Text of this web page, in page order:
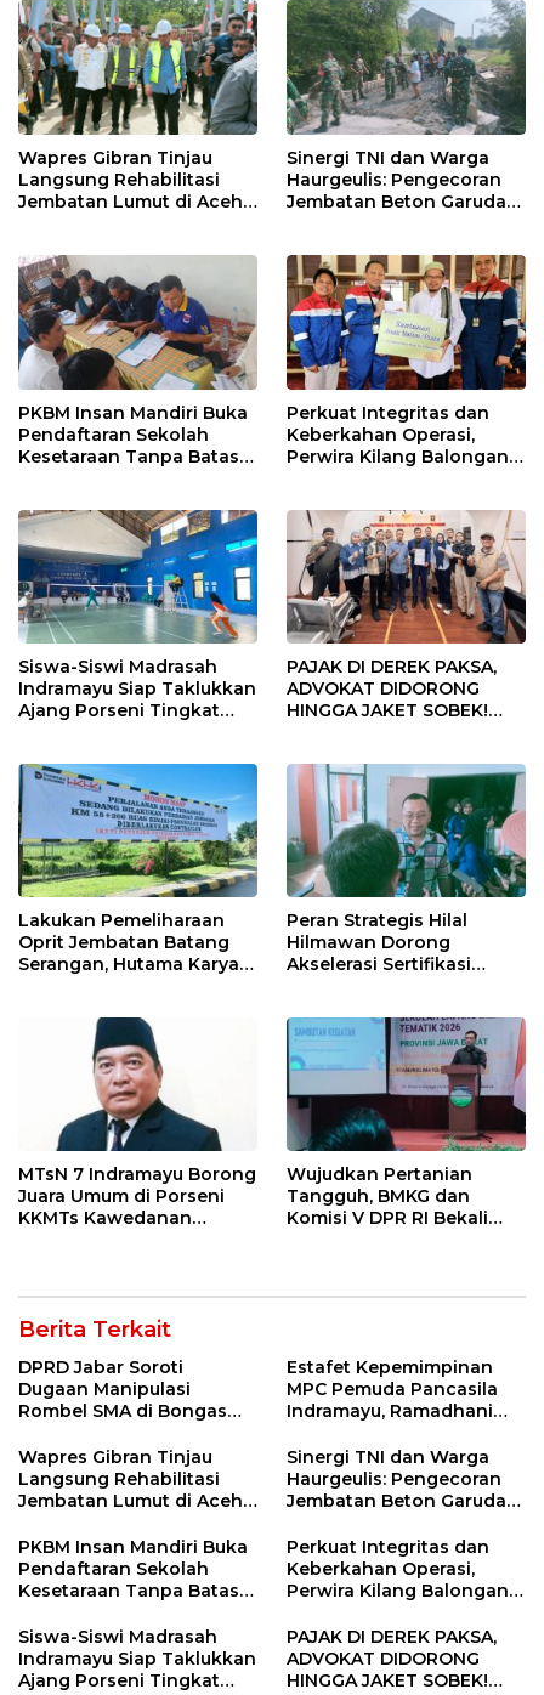
Muscablub
Wapres Gibran Tinjau
Langsung Rehabilitasi
Jembatan Lumut di Aceh
Sinergi TNI dan Warga
Haurgeulis: Pengecoran
Jembatan Beton Garuda
PKBM Insan Mandiri Buka
Pendaftaran Sekolah
Kesetaraan Tanpa Batas
Perkuat Integritas dan
Keberkahan Operasi,
Perwira Kilang Balongan
Siswa-Siswi Madrasah
Indramayu Siap Taklukkan
Ajang Porseni Tingkat
PAJAK DI DEREK PAKSA,
ADVOKAT DIDORONG
HINGGA JAKET SOBEK!
Pekanbaru!
Lakukan Pemeliharaan
Oprit Jembatan Batang
Serangan, Hutama Karya
Peran Strategis Hilal
Hilmawan Dorong
Akselerasi Sertifikasi
Indramayu
MTsN 7 Indramayu Borong
Juara Umum di Porseni
KKMTs Kawedanan
Wujudkan Pertanian
Tangguh, BMKG dan
Komisi V DPR RI Bekali
Berita Terkait
DPRD Jabar Soroti
Dugaan Manipulasi
Rombel SMA di Bongas
Verifikasi Lapangan
Estafet Kepemimpinan
MPC Pemuda Pancasila
Indramayu, Ramadhani
Pimpin Organisasi Lewat
Muscablub
Wapres Gibran Tinjau
Langsung Rehabilitasi
Jembatan Lumut di Aceh
Konektivitas Pulih Cepat
Sinergi TNI dan Warga
Haurgeulis: Pengecoran
Jembatan Beton Garuda
PKBM Insan Mandiri Buka
Pendaftaran Sekolah
Kesetaraan Tanpa Batas
Perkuat Integritas dan
Keberkahan Operasi,
Perwira Kilang Balongan
Siswa-Siswi Madrasah
Indramayu Siap Taklukkan
Ajang Porseni Tingkat
PAJAK DI DEREK PAKSA,
ADVOKAT DIDORONG
HINGGA JAKET SOBEK!